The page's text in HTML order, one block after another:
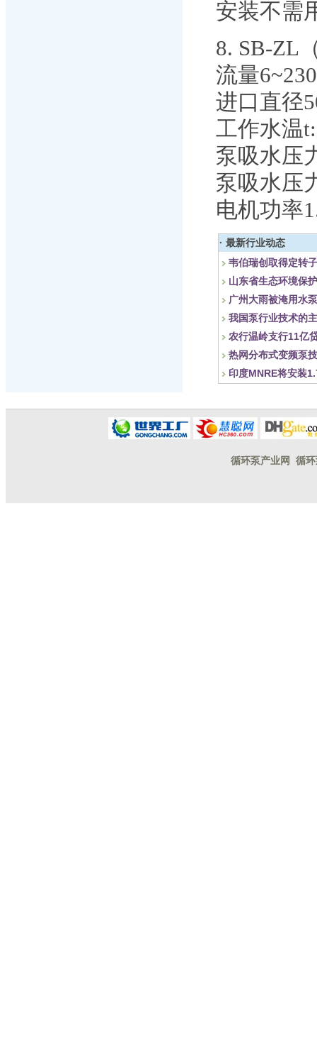
安装不需
8. SB-ZL
流量
进口直径
工作水温
泵吸水压
泵吸水压
电机功率
· 最新行业动态
韦伯瑞创取得定转
山东省生态环境保
广州大雨被淹用水
我国泵行业技术的
农行温岭支行11亿
热网分布式变频泵
印度MNRE将安装
循环泵产业网 循